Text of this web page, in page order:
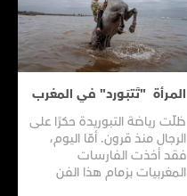
المـرأة "تَتبَـورد" في المغرب
ظلّت رياضة التبوريدة حكرًا على
الرجال منذ قرون. أمّا اليوم،
فقد أخذت الفارسات
المغربيات بزمام هذا الفن